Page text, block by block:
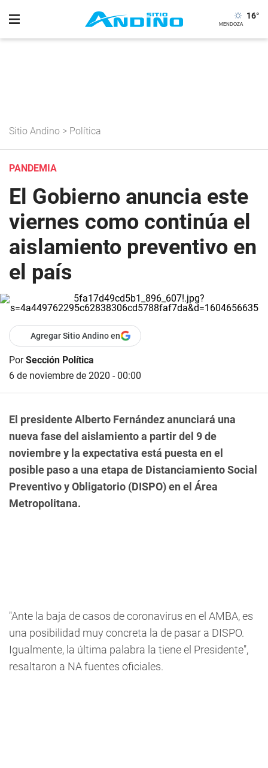
16°
Sitio Andino > Política
PANDEMIA
El Gobierno anuncia este
viernes como continúa el
aislamiento preventivo en
el país
Agregar Sitio Andino en
PorSección Política
6 de noviembre de 2020 - 00:00
El presidente Alberto Fernández anunciará una
nueva fase del aislamiento a partir del 9 de
noviembre y la expectativa está puesta en el
posible paso a una etapa de Distanciamiento Social
Preventivo y Obligatorio (DISPO) en el Área
Metropolitana.
"Ante la baja de casos de coronavirus en el AMBA, es
una posibilidad muy concreta la de pasar a DISPO.
Igualmente, la última palabra la tiene el Presidente",
resaltaron a NA fuentes oficiales.